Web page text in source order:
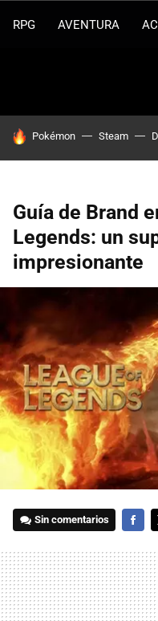
RPG AVENTURA
HOY SE HABLA DE
Pokémon Steam
Guía de Brand
Legends: un
impresionante
Sin comentarios